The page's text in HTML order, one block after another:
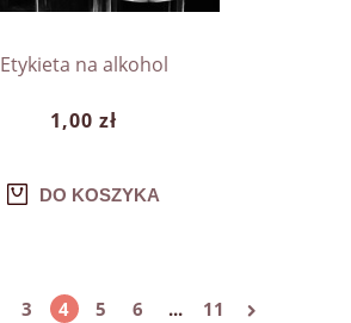
Etykieta na alkohol
1,00 zł
DO KOSZYKA
3 4 5 6 ... 11